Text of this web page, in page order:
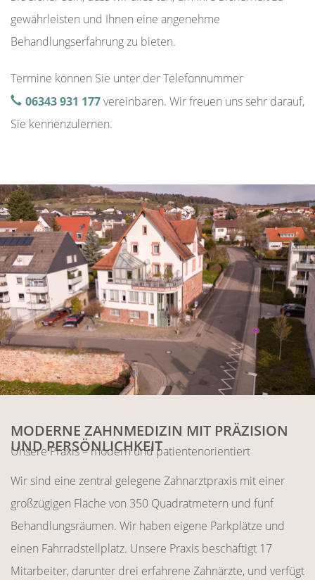
gewährleisten und Ihnen eine angenehme
Behandlungserfahrung zu bieten.
Termine können Sie unter der Telefonnummer
06343 931 177vereinbaren. Wir freuen uns sehr darauf,
Sie kennenzulernen.
MODERNE ZAHNMEDIZIN MIT PRÄZISION
UND PERSÖNLICHKEIT
Unsere Praxis – modern und patientenorientiert
Wir sind eine zentral gelegene Zahnarztpraxis mit einer
großzügigen Fläche von 350 Quadratmetern und fünf
Behandlungsräumen. Wir haben eigene Parkplätze und
einen Fahrradstellplatz. Unsere Praxis beschäftigt 17
Mitarbeiter, darunter drei erfahrene Zahnärzte, und verfügt